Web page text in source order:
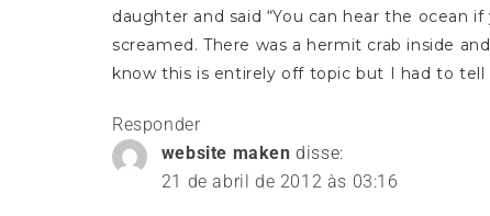
daughter and said “You can hear the ocean
screamed. There was a hermit crab inside
know this is entirely off topic but I had to tell
Responder
website maken disse:
21 de abril de 2012 às 03:16